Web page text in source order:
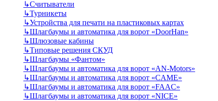
↳Считыватели
↳Турникеты
↳Устройства для печати на пластиковых картах
↳Шлагбаумы и автоматика для ворот «DoorHan»
↳Шлюзовые кабины
↳Типовые решения СКУД
↳Шлагбаумы «Фантом»
↳Шлагбаумы и автоматика для ворот «AN-Motors»
↳Шлагбаумы и автоматика для ворот «CAME»
↳Шлагбаумы и автоматика для ворот «FAAC»
↳Шлагбаумы и автоматика для ворот «NICE»